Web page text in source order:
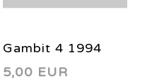
Gambit 4 1994
5,00 EUR